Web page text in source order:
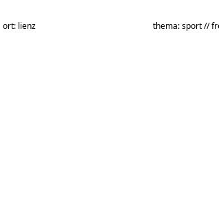
ort: lienz thema: sport //